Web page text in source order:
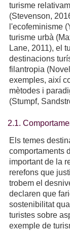
turisme
(Stevenson,
l'ecofeminisme
turisme urbà
Lane, 2011), el
destinacions
filantropia
exemples, així
mètodes i
(Stumpf,
2.1.
Els temes
comportaments
important de la
rerefons que
trobem el
declaren que
sostenibilitat
turistes sobre
exemple de